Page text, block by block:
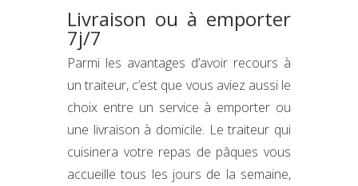
Livraison ou à emporter
7j/7
Parmi les avantages d’avoir recours à
un traiteur, c’est que vous aviez aussi le
choix entre un service à emporter ou
une livraison à domicile. Le traiteur qui
cuisinera votre repas de pâques vous
accueille tous les jours de la semaine,